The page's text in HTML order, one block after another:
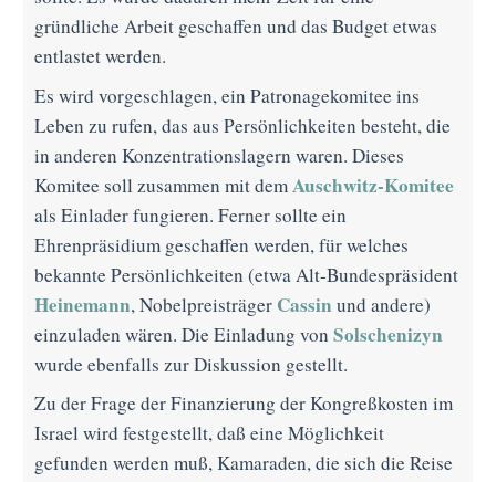
gründliche Arbeit geschaffen und das Budget etwas
entlastet werden.
Es wird vorgeschlagen, ein Patronagekomitee ins
Leben zu rufen, das aus Persönlichkeiten besteht, die
in anderen Konzentrationslagern waren. Dieses
Komitee soll zusammen mit demAuschwitz-Komitee
als Einlader fungieren. Ferner sollte ein
Ehrenpräsidium geschaffen werden, für welches
bekannte Persönlichkeiten (etwa Alt-Bundespräsident
Heinemann, Nobelpreisträger Cassin und andere)
einzuladen wären. Die Einladung von Solschenizyn
wurde ebenfalls zur Diskussion gestellt.
Zu der Frage der Finanzierung der Kongreßkosten im
Israel wird festgestellt, daß eine Möglichkeit
gefunden werden muß, Kamaraden, die sich die Reise